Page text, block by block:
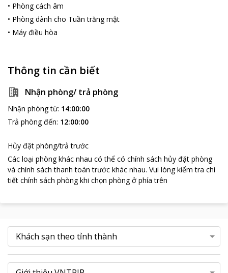
• Phòng cách âm
• Phòng dành cho Tuần trăng mật
• Máy điều hòa
Thông tin cần biết
Nhận phòng/ trả phòng
Nhận phòng từ: 14:00:00
Trả phòng đến: 12:00:00
Hủy đặt phòng/trả trước
Các loại phòng khác nhau có thể có chính sách hủy đặt phòng
và chính sách thanh toán trước khác nhau. Vui lòng kiểm tra chi
tiết chính sách phòng khi chọn phòng ở phía trên